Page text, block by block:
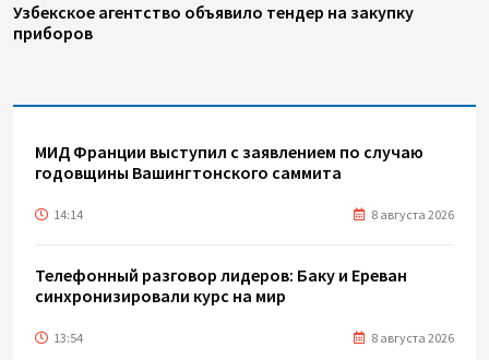
Узбекское агентство объявило тендер на закупку
приборов
МИД Франции выступил с заявлением по случаю
годовщины Вашингтонского саммита
14:14 8 августа 2026
Телефонный разговор лидеров: Баку и Ереван
синхронизировали курс на мир
13:54 8 августа 2026